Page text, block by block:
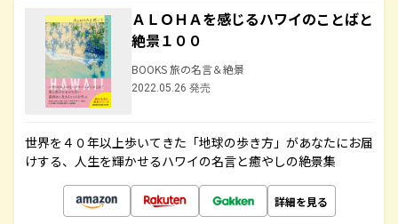
ＡＬＯＨＡを感じるハワイのことばと
絶景１００
BOOKS 旅の名言＆絶景
2022.05.26 発売
世界を４０年以上歩いてきた「地球の歩き方」があなたにお届
けする、人生を輝かせるハワイの名言と癒やしの絶景集
詳細を見る